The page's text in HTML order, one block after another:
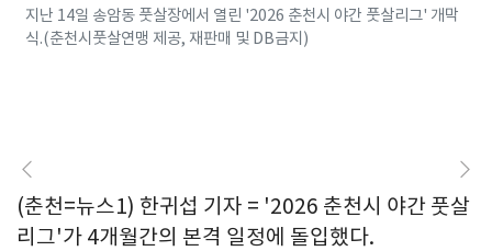
지난 14일 송암동 풋살장에서 열린 '2026 춘천시 야간 풋살리그' 개막
식.(춘천시풋살연맹 제공, 재판매 및 DB금지)
(춘천=뉴스1) 한귀섭 기자 = '2026 춘천시 야간 풋살
리그'가 4개월간의 본격 일정에 돌입했다.